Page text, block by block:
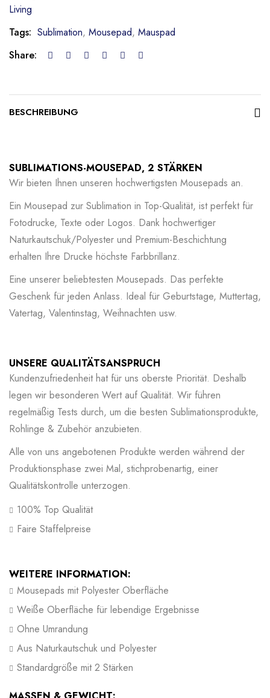
Living
Tags: Sublimation, Mousepad, Mauspad
Share:
BESCHREIBUNG
SUBLIMATIONS-MOUSEPAD, 2 STÄRKEN
Wir bieten Ihnen unseren hochwertigsten Mousepads an.
Ein Mousepad zur Sublimation in Top-Qualität, ist perfekt für
Fotodrucke, Texte oder Logos. Dank hochwertiger
Naturkautschuk/Polyester und Premium-Beschichtung
erhalten Ihre Drucke höchste Farbbrillanz.
Eine unserer beliebtesten Mousepads. Das perfekte
Geschenk für jeden Anlass. Ideal für Geburtstage, Muttertag,
Vatertag, Valentinstag, Weihnachten usw.
UNSERE QUALITÄTSANSPRUCH
Kundenzufriedenheit hat für uns oberste Priorität. Deshalb
legen wir besonderen Wert auf Qualität. Wir führen
regelmäßig Tests durch, um die besten Sublimationsprodukte,
Rohlinge & Zubehör anzubieten.
Alle von uns angebotenen Produkte werden während der
Produktionsphase zwei Mal, stichprobenartig, einer
Qualitätskontrolle unterzogen.
100% Top Qualität
Faire Staffelpreise
WEITERE INFORMATION:
Mousepads mit Polyester Oberfläche
Weiße Oberfläche für lebendige Ergebnisse
Ohne Umrandung
Aus Naturkautschuk und Polyester
Standardgröße mit 2 Stärken